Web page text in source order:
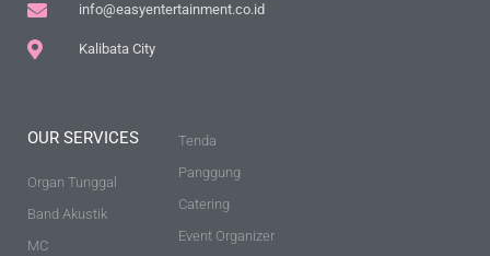
info@easyentertainment.co.id
Kalibata City
OUR SERVICES
Organ Tunggal
Band Akustik
MC
Tenda
Panggung
Catering
Event Organizer